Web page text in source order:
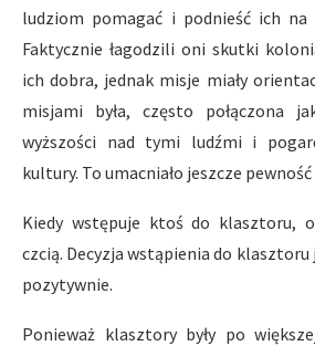
ludziom pomagać i podnieść ich na
Faktycznie łagodzili oni skutki
ich dobra, jednak misje miały
misjami była, często połączona
wyższości nad tymi ludźmi i
kultury. To umacniało jeszcze
Kiedy wstępuje ktoś do klasztoru,
czcią. Decyzja wstąpienia do klasztoru
pozytywnie.
Ponieważ klasztory były po